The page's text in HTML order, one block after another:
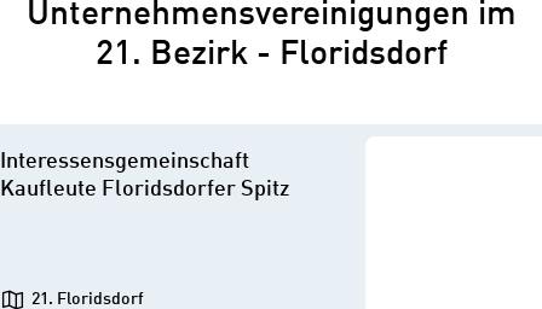
Unternehmensvereinigungen im
21. Bezirk - Floridsdorf
Interessensgemeinschaft
Kaufleute Floridsdorfer Spitz
21. Floridsdorf